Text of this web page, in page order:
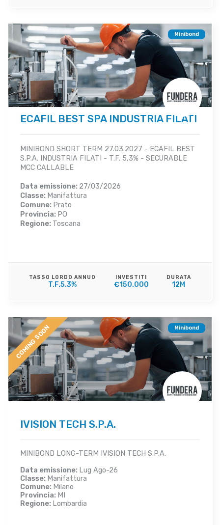
Minibond
ECAFIL BEST SPA INDUSTRIA FILATI
MINIBOND SHORT TERM 27.03.2027 - ECAFIL BEST
S.P.A. INDUSTRIA FILATI - T.F. 5,3% - SECURABLE
MCC CALLABLE
Data emissione: 27/03/2026
Classe: Manifattura
Comune: Prato
Provincia: PO
Regione: Toscana
TASSO LORDO ANNUO
T.F.5.3%
INVESTITI
€150.000
DURATA
12M
COMING SOON Minibond
IVISION TECH S.P.A.
MINIBOND LONG-TERM IVISION TECH S.P.A.
Data emissione: Lug Ago-26
Classe: Manifattura
Comune: Milano
Provincia: MI
Regione: Lombardia